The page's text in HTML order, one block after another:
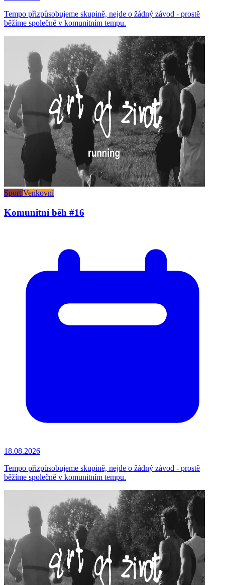
Tempo přizpůsobujeme skupině, nejde o žádný závod - prostě
běžíme společně v komunitním tempu.
Sport Venkovní
Komunitní běh #16
18.08.2026
Tempo přizpůsobujeme skupině, nejde o žádný závod - prostě
běžíme společně v komunitním tempu.